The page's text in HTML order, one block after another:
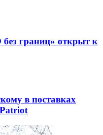
границ» открыт к
в поставках